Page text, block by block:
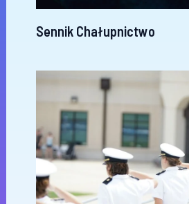
Sennik Chałupnictwo